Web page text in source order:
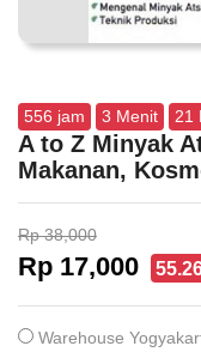
556 jam 3 Menit 20
A to Z Minyak
Makanan,
Rp 38,000
Rp 17,000
Warehouse